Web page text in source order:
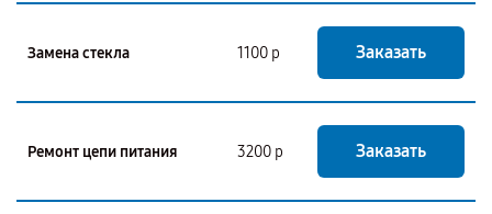
Замена стекла 1100 р Заказать
Ремонт цепи питания 3200 р Заказать